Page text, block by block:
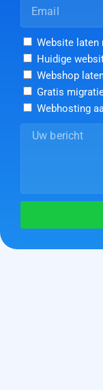
Website laten
Huidige
Webshop
Gratis
Webhosting